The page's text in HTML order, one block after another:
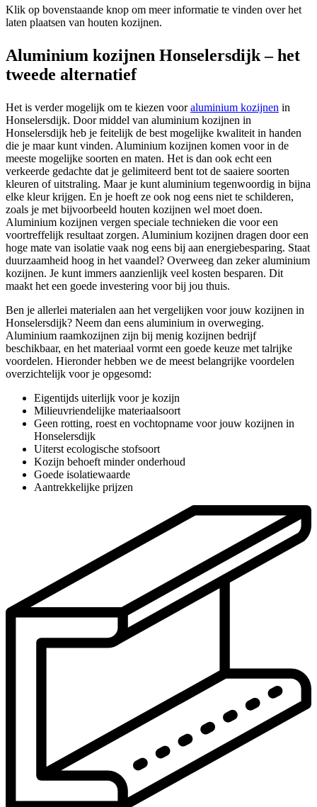
Klik op bovenstaande knop om meer informatie te vinden over het
laten plaatsen van houten kozijnen.
Aluminium kozijnen Honselersdijk – het
tweede alternatief
Het is verder mogelijk om te kiezen vooraluminium kozijnen in
Honselersdijk. Door middel van aluminium kozijnen in
Honselersdijk heb je feitelijk de best mogelijke kwaliteit in handen
die je maar kunt vinden. Aluminium kozijnen komen voor in de
meeste mogelijke soorten en maten. Het is dan ook echt een
verkeerde gedachte dat je gelimiteerd bent tot de saaiere soorten
kleuren of uitstraling. Maar je kunt aluminium tegenwoordig in bijna
elke kleur krijgen. En je hoeft ze ook nog eens niet te schilderen,
zoals je met bijvoorbeeld houten kozijnen wel moet doen.
Aluminium kozijnen vergen speciale technieken die voor een
voortreffelijk resultaat zorgen. Aluminium kozijnen dragen door een
hoge mate van isolatie vaak nog eens bij aan energiebesparing. Staat
duurzaamheid hoog in het vaandel? Overweeg dan zeker aluminium
kozijnen. Je kunt immers aanzienlijk veel kosten besparen. Dit
maakt het een goede investering voor bij jou thuis.
Ben je allerlei materialen aan het vergelijken voor jouw kozijnen in
Honselersdijk? Neem dan eens aluminium in overweging.
Aluminium raamkozijnen zijn bij menig kozijnen bedrijf
beschikbaar, en het materiaal vormt een goede keuze met talrijke
voordelen. Hieronder hebben we de meest belangrijke voordelen
overzichtelijk voor je opgesomd:
Eigentijds uiterlijk voor je kozijn
Milieuvriendelijke materiaalsoort
Geen rotting, roest en vochtopname voor jouw kozijnen in
Honselersdijk
Uiterst ecologische stofsoort
Kozijn behoeft minder onderhoud
Goede isolatiewaarde
Aantrekkelijke prijzen